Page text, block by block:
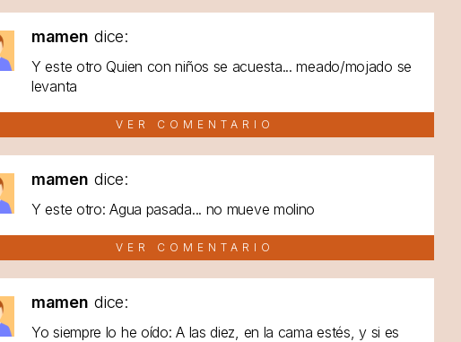
mamen dice:
Y este otro Quien con niños se acuesta... meado/mojado se
levanta
VER COMENTARIO
mamen dice:
Y este otro: Agua pasada... no mueve molino
VER COMENTARIO
mamen dice:
Yo siempre lo he oído: A las diez, en la cama estés, y si es